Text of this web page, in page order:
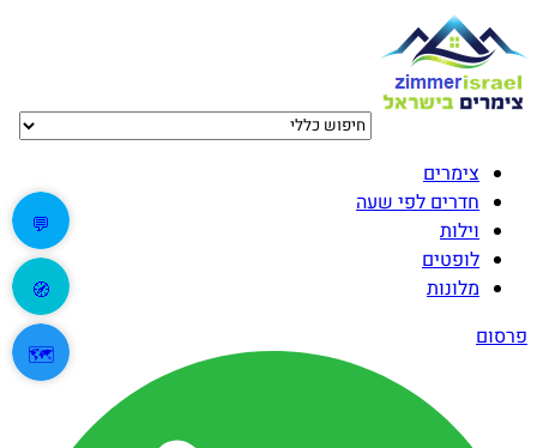
צימרים
חדרים לפי שעה
וילות
לופטים
מלונות
פרסום
💬
🧭
🗺️